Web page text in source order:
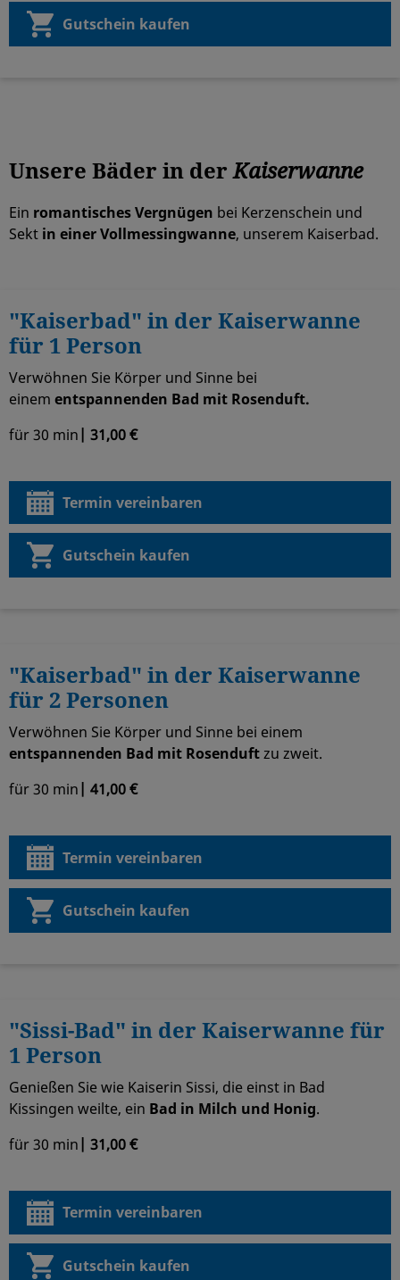
Gutschein kaufen
Unsere Bäder in derKaiserwanne
Ein romantisches Vergnügen bei Kerzenschein und
Sekt in einer Vollmessingwanne, unserem Kaiserbad.
"Kaiserbad" in der Kaiserwanne
für 1 Person
Verwöhnen Sie Körper und Sinne bei
einem entspannenden Bad mit Rosenduft.
für 30 min| 31,00 €
Termin vereinbaren
Gutschein kaufen
"Kaiserbad" in der Kaiserwanne
für 2 Personen
Verwöhnen Sie Körper und Sinne bei einem
entspannenden Bad mit Rosenduftzu zweit.
für 30 min | 41,00 €
Termin vereinbaren
Gutschein kaufen
"Sissi-Bad" in der Kaiserwanne für
1 Person
Genießen Sie wie Kaiserin Sissi, die einst in Bad
Kissingen weilte, ein Bad in Milch und Honig.
für 30 min | 31,00 €
Termin vereinbaren
Gutschein kaufen